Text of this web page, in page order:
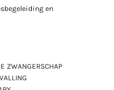
en
ZWANGERSCHAP